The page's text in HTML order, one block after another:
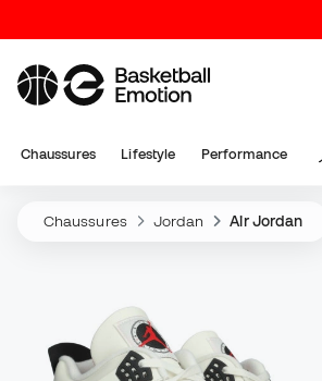
Chaussures Lifestyle Performance
Chaussures Jordan Air Jordan